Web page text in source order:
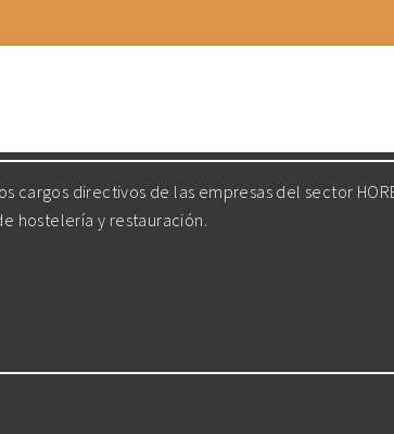
directivos de las empresas del sector
hostelería y restauración.